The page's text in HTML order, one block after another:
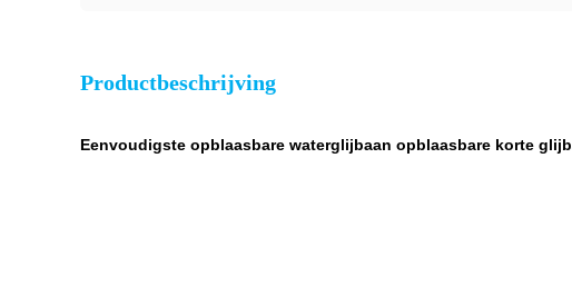
Productbeschrijving
Eenvoudigste opblaasbare waterglijbaan opblaasbare korte